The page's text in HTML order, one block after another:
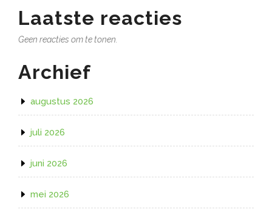
Laatste reacties
Geen reacties om te tonen.
Archief
augustus 2026
juli 2026
juni 2026
mei 2026